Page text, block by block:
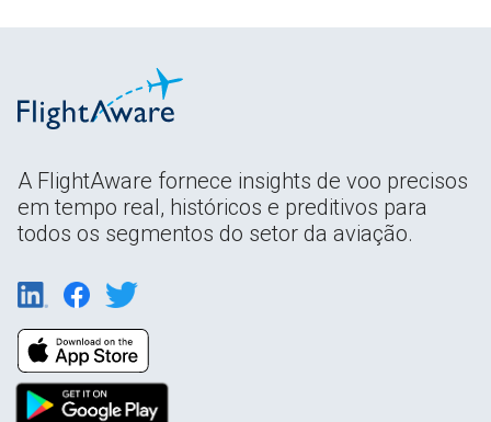
A FlightAware fornece insights de voo precisos
em tempo real, históricos e preditivos para
todos os segmentos do setor da aviação.